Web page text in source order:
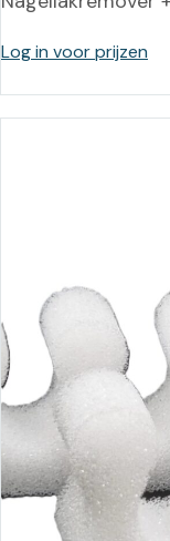
Log in voor prijzen